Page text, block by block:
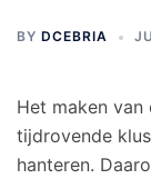
BY DCEBRIA
Het maken van
tijdrovende
hanteren.